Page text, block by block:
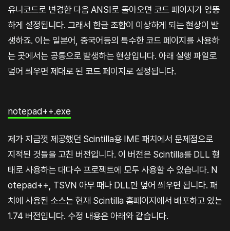
유니코드로 변경한 다음 ANSI로 돌아오면 코드 페이지가 엉뚱
하게 설정됩니다. 그래서 한글 조합이 이상하게 되는 현상이 발
생하죠. 이는 일본어, 중국어등의 특수한 코드 페이지를 사용하
는 곳에서는 공통으로 발생하는 현상입니다. 아래 실행 파일로
덮어 씌우면 제대로 된 코드 페이지로 설정됩니다.
notepad++.exe
제가 지금껏 제공했던 Scintilla용 IME 패치에서 문제점으로
지적된 것들을 고친 버전입니다. 이 버전은 Scintilla를 DLL 형
태로 사용하는 대다수 프로젝트에 모두 사용할 수 있습니다. N
otepad++, TSVN 아무 때나 DLL만 덮어 씌우면 됩니다. 패
치에 사용된 소스는 현재 Scintilla 홈페이지에서 배포하고 있는
1.74 버전입니다. 수정 내용은 아래와 같습니다.